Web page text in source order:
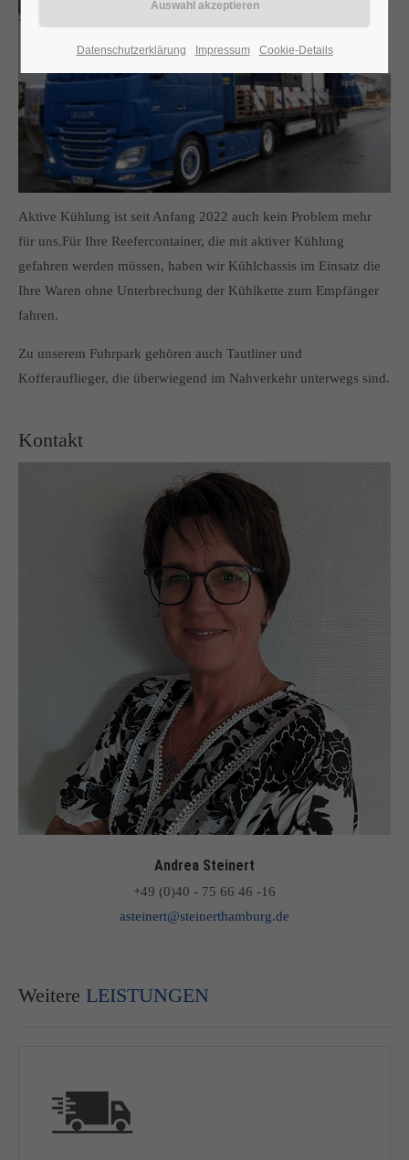
Aktive Kühlung ist seit Anfang 2022 auch kein Problem mehr
für uns.Für Ihre Reefercontainer, die mit aktiver Kühlung
gefahren werden müssen, haben wir Kühlchassis im Einsatz die
Ihre Waren ohne Unterbrechung der Kühlkette zum Empfänger
fahren.
Zu unserem Fuhrpark gehören auch Tautliner und
Kofferauflieger, die überwiegend im Nahverkehr unterwegs sind.
Kontakt
Andrea Steinert
+49 (0)40 - 75 66 46 -16
asteinert@steinerthamburg.de
Weitere LEISTUNGEN
Datenschutzerklärung Impressum Cookie-Details